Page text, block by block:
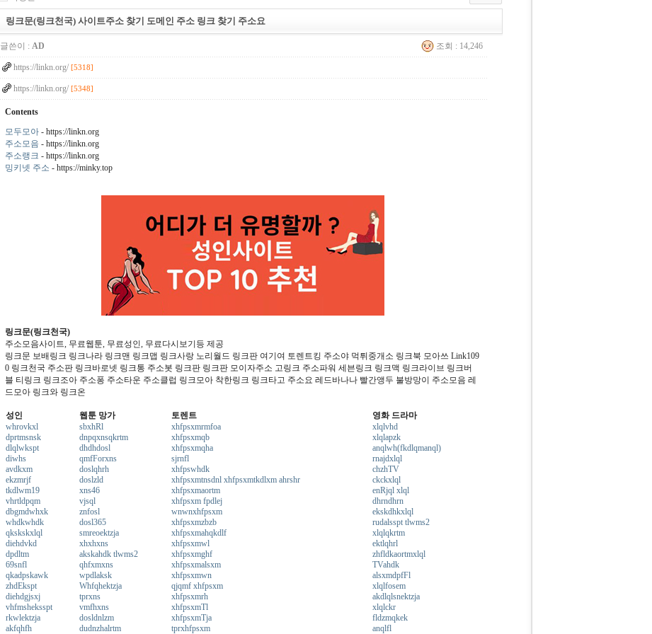
링크문(링크천국) 사이트주소 찾기 도메인 주소 링크 찾기 주소요
글쓴이 : AD 조회 : 14,246
https://linkn.org/ [5318]
https://linkn.org/ [5348]
Contents
모두모아 - https://linkn.org
주소모음 - https://linkn.org
주소랭크 - https://linkn.org
밍키넷 주소 - https://minky.top
링크문(링크천국)
주소모음사이트, 무료웹툰, 무료성인, 무료다시보기등 제공
링크문 보배링크 링크나라 링크맨 링크맵 링크사랑 노리월드 링크판 여기여 토렌트킹 주소야 먹튀중개소 링크북 모아쓰 Link109
0 링크천국 주소판 링크바로넷 링크통 주소봇 링크판 링크판 모이자주소 고링크 주소파워 세븐링크 링크맥 링크라이브 링크버
블 티링크 링크조아 주소퐁 주소타운 주소클럽 링크모아 착한링크 링크타고 주소요 레드바나나 빨간앵두 불방망이 주소모음 레
드모아 링크와 링크온
성인
whrovkxl
dprtmsnsk
dlqlwkspt
diwhs
avdkxm
ekzmrjf
tkdlwm19
vhrtldpqm
dbgmdwhxk
whdkwhdk
qkskskxlql
diehdvkd
dpdltm
69snfl
qkadpskawk
zhdEkspt
diehdgjsxj
vhfmsheksspt
rkwlektzja
akfqhfh
웹툰 망가
sbxhRl
dnpqxnsqkrtm
dhdhdosl
qmfForxns
doslqhrh
doslzld
xns46
vjsql
znfosl
dosl365
smreoektzja
xhxhxns
akskahdk tlwms2
qhfxmxns
wpdlaksk
Whfqhektzja
tprxns
vmfhxns
dosldnlzm
dudnzhalrtm
토렌트
xhfpsxmrmfoa
xhfpsxmqb
xhfpsxmqha
sjrnfl
xhfpswhdk
xhfpsxmtnsdnl xhfpsxmtkdlxm ahrshr
xhfpsxmaortm
xhfpsxm fpdlej
wnwnxhfpsxm
xhfpsxmzbzb
xhfpsxmahqkdlf
xhfpsxmwl
xhfpsxmghf
xhfpsxmalsxm
xhfpsxmwn
qjqmf xhfpsxm
xhfpsxmrh
xhfpsxmTl
xhfpsxmTja
tprxhfpsxm
영화 드라마
xlqlvhd
xlqlapzk
anqlwh(fkdlqmanql)
rnajdxlql
chzhTV
ckckxlql
enRjql xlql
dhrndhrn
ekskdhkxlql
rudalsspt tlwms2
xlqlqkrtm
ektlqhrl
zhfldkaortmxlql
TVahdk
alsxmdpfFl
xlqlfosem
akdlqlsnektzja
xlqlckr
fldzmqkek
anqlfl